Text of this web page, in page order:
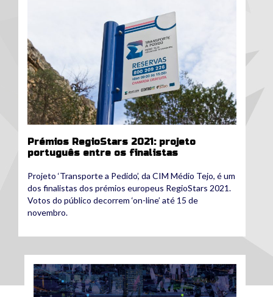
Prémios RegioStars 2021: projeto
português entre os finalistas
Projeto ‘Transporte a Pedido’, da CIM Médio Tejo, é um
dos finalistas dos prémios europeus RegioStars 2021.
Votos do público decorrem ‘on-line’ até 15 de
novembro.
imagem1.jpg